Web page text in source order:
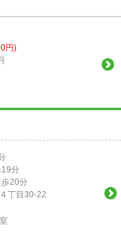
円)
19分
歩20分
４丁目30-22